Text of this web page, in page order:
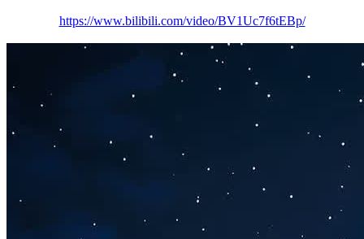
https://www.bilibili.com/video/BV1Uc7f6tEBp/